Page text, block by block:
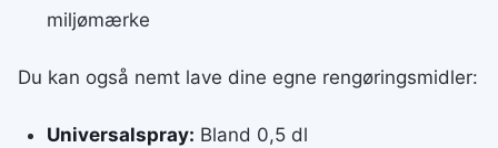
miljømærke
Du kan også nemt lave dine egne rengøringsmidler:
Universalspray: Bland 0,5 dl